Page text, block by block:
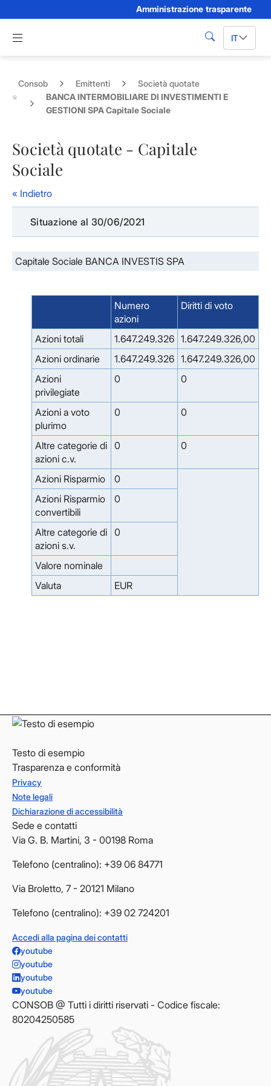
Amministrazione trasparente
Apri menu di navigazione
cerca IT
Consob Emittenti
Società quotate
BANCA INTERMOBILIARE DI INVESTIMENTI E
GESTIONI SPA Capitale Sociale
Società quotate - Capitale
Sociale
« Indietro
Situazione al 30/06/2021
Capitale Sociale BANCA INVESTIS SPA
Numero
azioni
Diritti di voto
Azioni totali 1.647.249.326 1.647.249.326,00
Azioni ordinarie
1.647.249.326 1.647.249.326,00
Azioni
privilegiate
0 0
Azioni a voto
plurimo
0 0
Altre categorie di
azioni c.v.
0 0
Azioni Risparmio
0
Azioni Risparmio
convertibili
0
Altre categorie di
azioni s.v.
0
Valore nominale
Valuta
EUR
Testo di esempio
Trasparenza e conformità
Privacy
Note legali
Dichiarazione di accessibilità
Sede e contatti
Via G. B. Martini, 3 - 00198 Roma
Telefono (centralino): +39 06 84771
Via Broletto, 7 - 20121 Milano
Telefono (centralino): +39 02 724201
Accedi alla pagina dei contatti
youtube
youtube
youtube
youtube
CONSOB @ Tutti i diritti riservati - Codice fiscale:
80204250585